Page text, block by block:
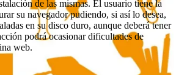
de las mismas. El usuario tiene la
su navegador pudiendo, si así lo desea,
en su disco duro, aunque deberá tener
podrá ocasionar dificultades de
web.